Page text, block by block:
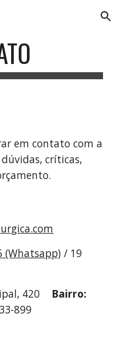
Skip to navigation
em contato com a
críticas,
(Whatsapp) / 19
420 Bairro:
899